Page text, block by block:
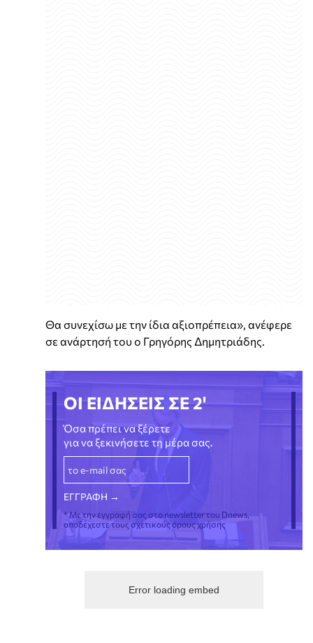
Θα συνεχίσω με την ίδια αξιοπρέπεια», ανέφερε
σε ανάρτησή του ο Γρηγόρης Δημητριάδης.
ΟΙ ΕΙΔΗΣΕΙΣ ΣΕ 2'
Όσα πρέπει να ξέρετε
για να ξεκινήσετε τη μέρα σας.
* Με την εγγραφή σας στο newsletter του Dnews,
αποδέχεστε τους σχετικούς όρους χρήσης
Error loading embed